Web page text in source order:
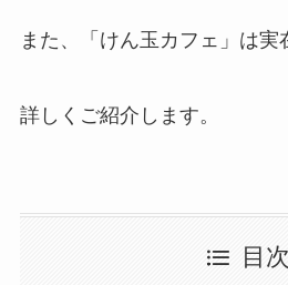
また、「けん玉カフェ」は実
詳しくご紹介します。
目次